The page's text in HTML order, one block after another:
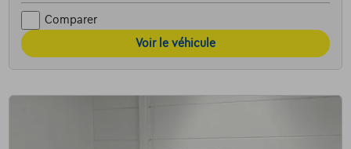
Comparer
Voir le véhicule